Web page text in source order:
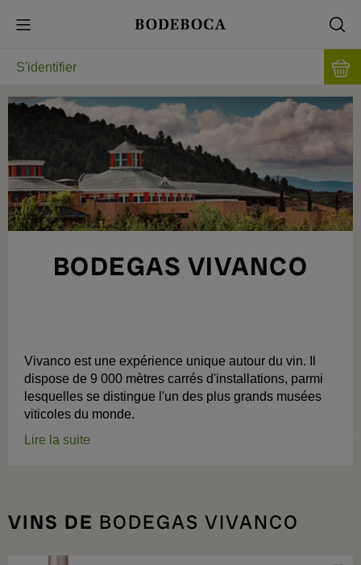
S'identifier
BODEGAS VIVANCO
Vivanco est une expérience unique autour du vin. Il
dispose de 9 000 mètres carrés d'installations, parmi
lesquelles se distingue l'un des plus grands musées
viticoles du monde.
Lire la suite
VINS DE BODEGAS VIVANCO